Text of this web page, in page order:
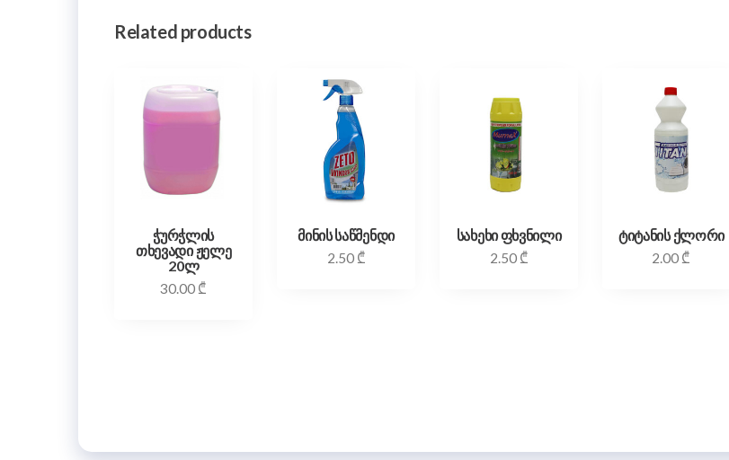
Related products
ჭურჭლის
თხევადი ჟელე
20ლ
30.00 ₾
მინის საწმენდი
2.50 ₾
სახეხი ფხვნილი
2.50 ₾
ტიტანის ქლორი
2.00 ₾